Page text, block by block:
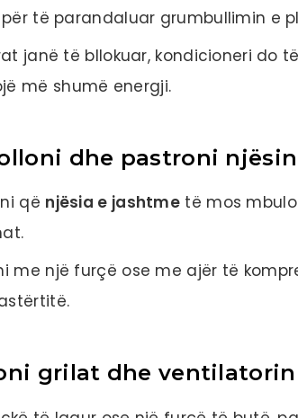
të parandaluar grumbullimin e
janë të bllokuar, kondicioneri do
më shumë energji.
dhe pastroni
që njësia e jashtme të mos
me një furçë ose me ajër të
grilat dhe